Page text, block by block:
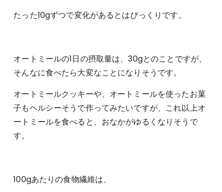
たった10gずつで変化があるとはびっくりです。
オートミールの1日の摂取量は、30gとのことですが、
そんなに食べたら大変なことになりそうです。
オートミールクッキーや、オートミールを使ったお菓
子もヘルシーそうで作ってみたいですが、これ以上オ
ートミールを食べると、おなかがゆるくなりそうで
す。
100gあたりの食物繊維は、